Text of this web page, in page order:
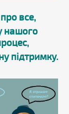
все,
нашого
підтримку.